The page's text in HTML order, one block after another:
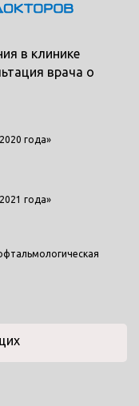
в клинике
врача о
года»
года»